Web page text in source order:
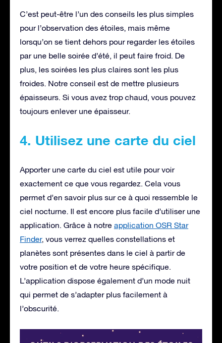
C’est peut-être l’un des conseils les plus simples
pour l’observation des étoiles, mais même
lorsqu’on se tient dehors pour regarder les étoiles
par une belle soirée d’été, il peut faire froid. De
plus, les soirées les plus claires sont les plus
froides. Notre conseil est de mettre plusieurs
épaisseurs. Si vous avez trop chaud, vous pouvez
toujours enlever une épaisseur.
4. Utilisez une carte du ciel
Apporter une carte du ciel est utile pour voir
exactement ce que vous regardez. Cela vous
permet d’en savoir plus sur ce à quoi ressemble le
ciel nocturne. Il est encore plus facile d’utiliser une
application. Grâce à notre application OSR Star
Finder, vous verrez quelles constellations et
planètes sont présentes dans le ciel à partir de
votre position et de votre heure spécifique.
L’application dispose également d’un mode nuit
qui permet de s’adapter plus facilement à
l’obscurité.